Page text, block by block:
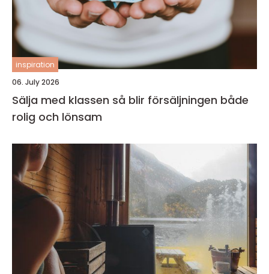
inspiration
06. July 2026
Sälja med klassen så blir försäljningen både
rolig och lönsam